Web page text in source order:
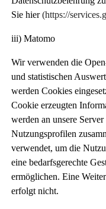
Siehier (https://
iii) Matomo
Wir verwenden die
und statistischen
werden Cookies
Cookie erzeugten
werden an unsere
Nutzungsprofilen
verwendet, um die
eine bedarfsgerechte
ermöglichen. Eine
erfolgt nicht.